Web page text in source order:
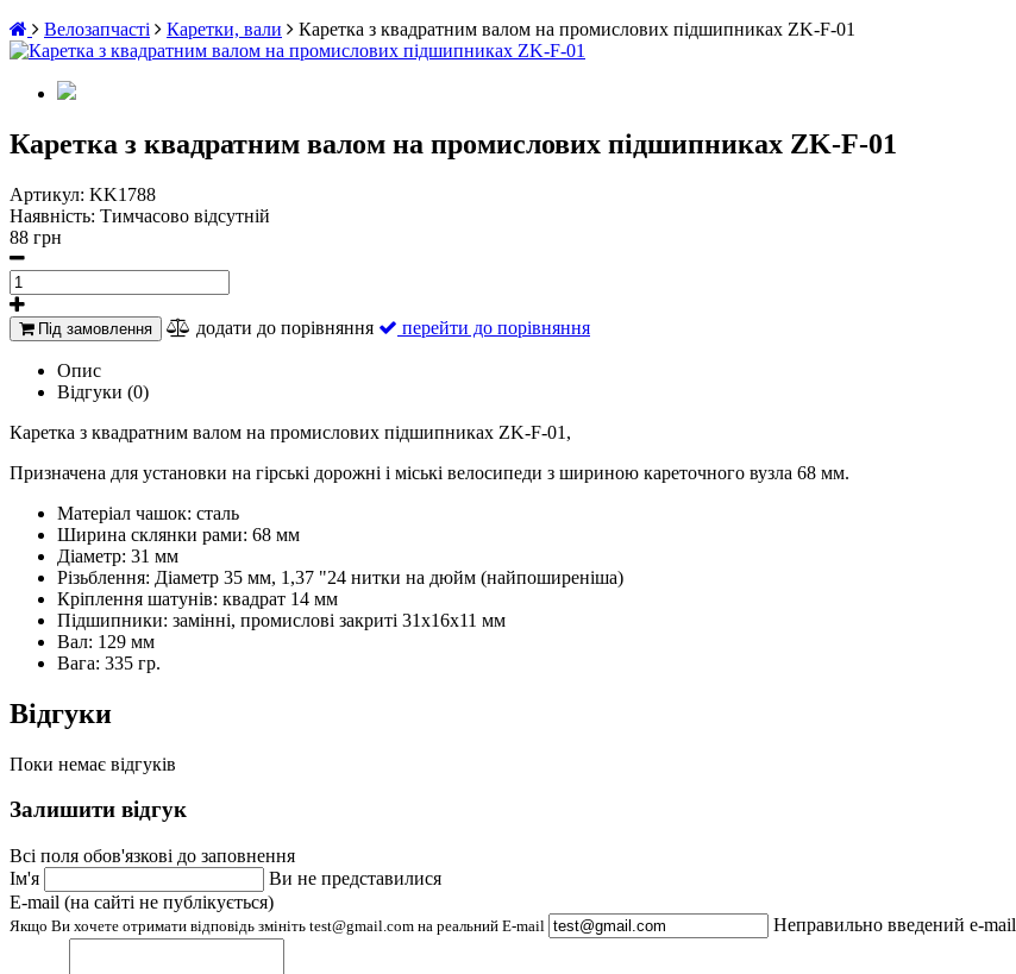
Велозапчасті
Каретки, вали Каретка з квадратним валом на промислових підшипниках ZK-F-01
Каретка з квадратним валом на промислових підшипниках ZK-F-01
Артикул: KK1788
Наявність: Тимчасово відсутній
88 грн
Під замовлення додати до порівняння перейти до порівняння
Опис
Відгуки (0)
Каретка з квадратним валом на промислових підшипниках ZK-F-01,
Призначена для установки на гірські дорожні і міські велосипеди з шириною кареточного вузла 68 мм.
Матеріал чашок: сталь
Ширина склянки рами: 68 мм
Діаметр: 31 мм
Різьблення: Діаметр 35 мм, 1,37 "24 нитки на дюйм (найпоширеніша)
Кріплення шатунів: квадрат 14 мм
Підшипники: замінні, промислові закриті 31х16х11 мм
Вал: 129 мм
Вага: 335 гр.
Відгуки
Поки немає відгуків
Залишити відгук
Всі поля обов'язкові до заповнення
Ім'я
Ви не представилися
E-mail (на сайті не публікується)
Якщо Ви хочете отримати відповідь змініть test@gmail.com на реальний E-mail Неправильно введений e-mail